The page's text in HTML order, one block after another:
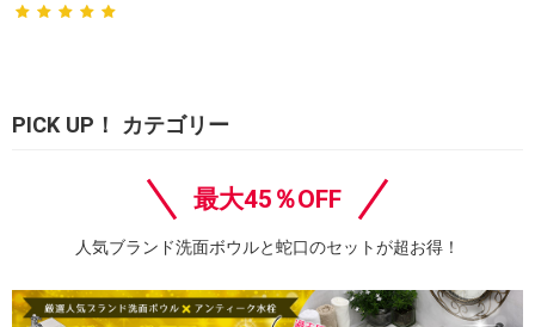
PICK UP！ カテゴリー
最大45％OFF
人気ブランド洗面ボウルと蛇口のセットが超お得！